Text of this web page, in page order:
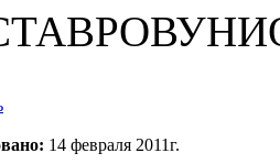
14 февраля 2011г.